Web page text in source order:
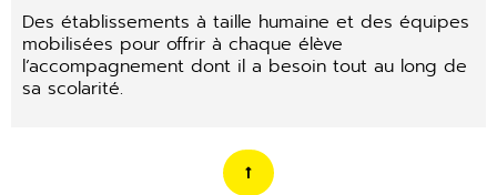
Des établissements à taille humaine et des équipes
mobilisées pour offrir à chaque élève
l’accompagnement dont il a besoin tout au long de
sa scolarité.